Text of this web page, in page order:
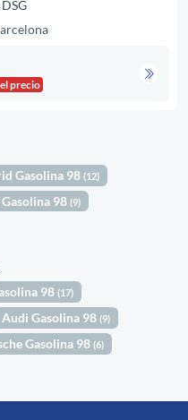
precio
Gasolina 98(12)
98(9)
98(17)
Audi Gasolina 98(9)
Gasolina 98(6)